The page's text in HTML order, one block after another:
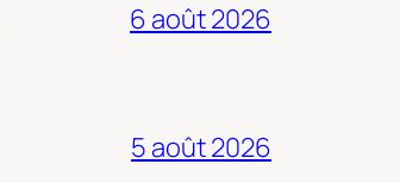
6 août 2026
5 août 2026